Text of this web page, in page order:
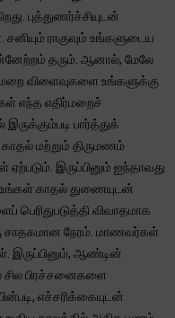
புத்துணர்ச்சியுடன்
ராகுவும் உங்களுடைய
தரும். ஆனால், மேலே
விளைவுகளை உங்களுக்கு
எந்த எதிர்மறைச்
பார்த்துக்
மற்றும் திருமணம்
ஏற்படும். இருப்பினும் ஐந்தாவது
உங்கள் காதல் துணையுடன்
பெரிதுபடுத்தி விவாதமாக
சாதகமான நேரம். மாணவர்கள்
இருப்பினும், ஆண்டின்
சில பிரச்சனைகளை
எச்சரிக்கையுடன்